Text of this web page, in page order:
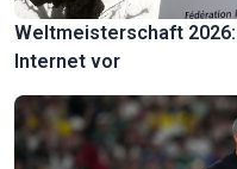
Weltmeisterschaft
Internet vor